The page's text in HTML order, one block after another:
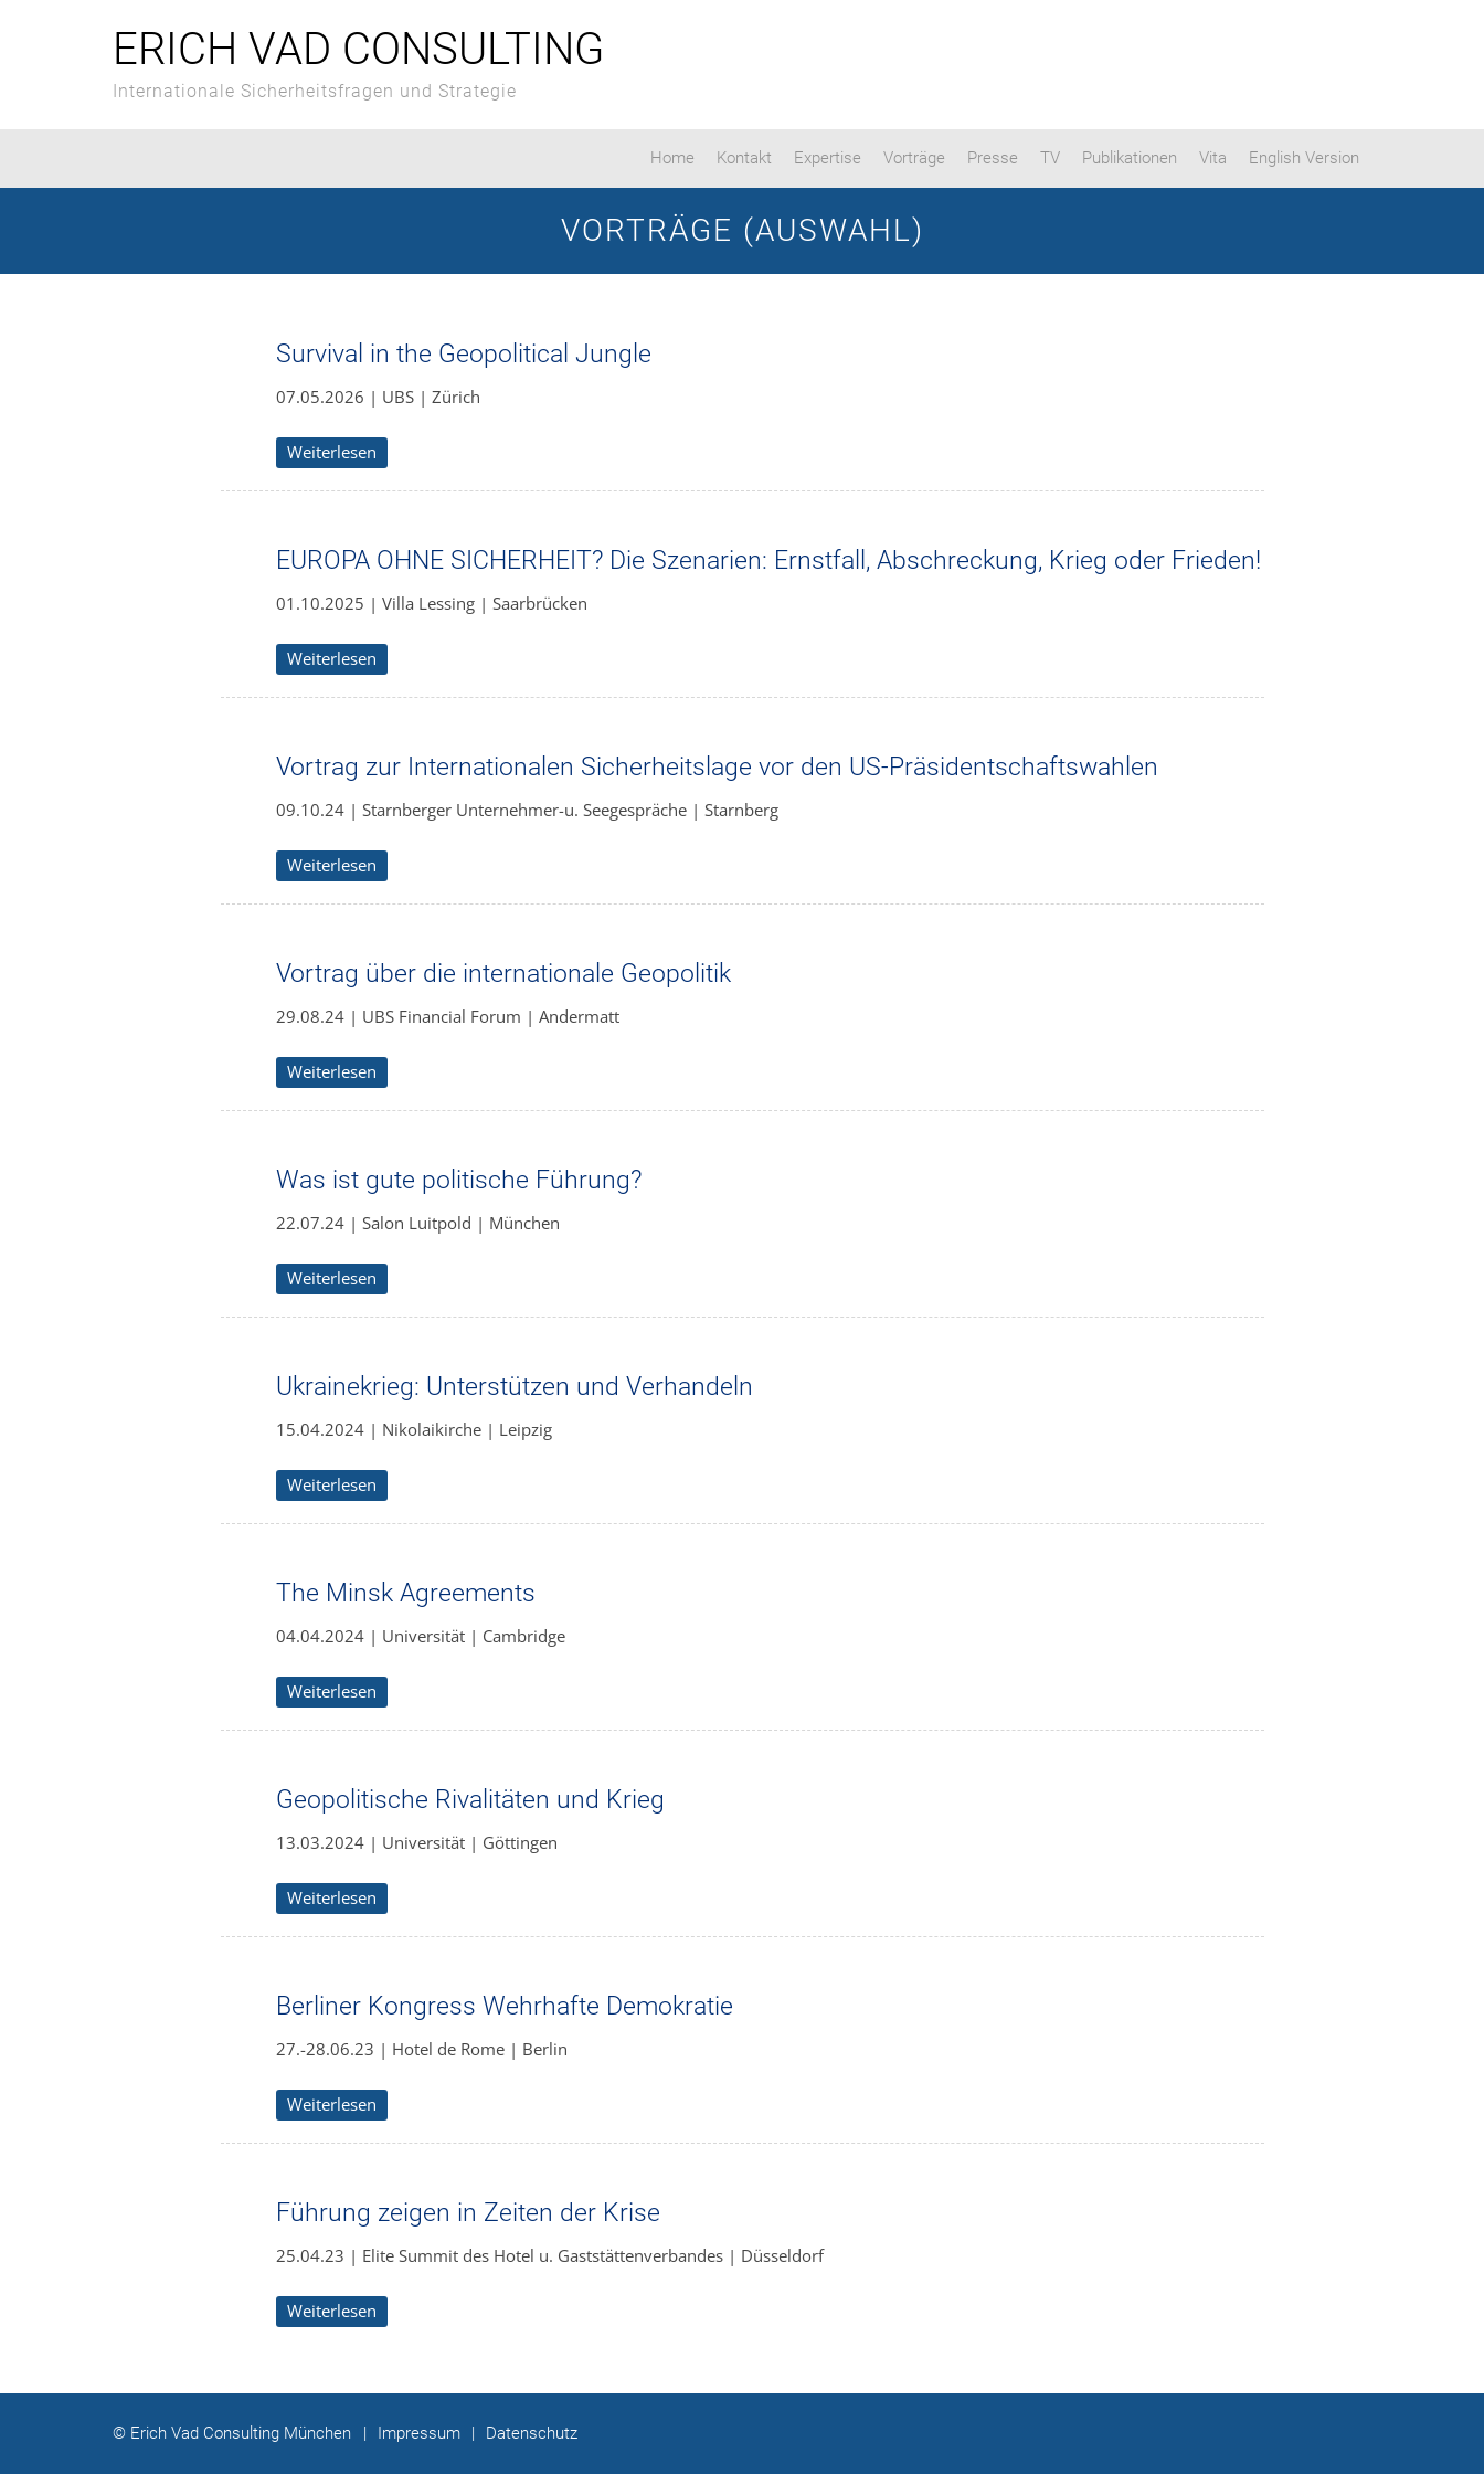
ERICH VAD CONSULTING
Internationale Sicherheitsfragen und Strategie
Home Kontakt Expertise Vorträge Presse TV Publikationen Vita English Version
VORTRÄGE (AUSWAHL)
Survival in the Geopolitical Jungle
07.05.2026 | UBS | Zürich
Weiterlesen
EUROPA OHNE SICHERHEIT? Die Szenarien: Ernstfall, Abschreckung, Krieg oder Frieden!
01.10.2025 | Villa Lessing | Saarbrücken
Weiterlesen
Vortrag zur Internationalen Sicherheitslage vor den US-Präsidentschaftswahlen
09.10.24 | Starnberger Unternehmer-u. Seegespräche | Starnberg
Weiterlesen
Vortrag über die internationale Geopolitik
29.08.24 | UBS Financial Forum | Andermatt
Weiterlesen
Was ist gute politische Führung?
22.07.24 | Salon Luitpold | München
Weiterlesen
Ukrainekrieg: Unterstützen und Verhandeln
15.04.2024 | Nikolaikirche | Leipzig
Weiterlesen
The Minsk Agreements
04.04.2024 | Universität | Cambridge
Weiterlesen
Geopolitische Rivalitäten und Krieg
13.03.2024 | Universität | Göttingen
Weiterlesen
Berliner Kongress Wehrhafte Demokratie
27.-28.06.23 | Hotel de Rome | Berlin
Weiterlesen
Führung zeigen in Zeiten der Krise
25.04.23 | Elite Summit des Hotel u. Gaststättenverbandes | Düsseldorf
Weiterlesen
© Erich Vad Consulting München | Impressum | Datenschutz